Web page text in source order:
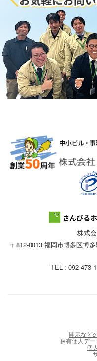
株式
〒812-0013 福岡市博多区博
TEL : 092-473-
開示など
保有個人デ
個